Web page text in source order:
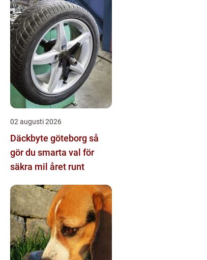
02 augusti 2026
Däckbyte göteborg så
gör du smarta val för
säkra mil året runt